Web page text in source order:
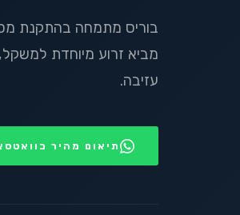
מביא זרוע מיוחדת למשקל,
עזיבה.
תיאום מהיר